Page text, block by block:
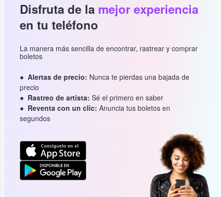
Disfruta de la mejor experiencia
en tu teléfono
La manera más sencilla de encontrar, rastrear y comprar
boletos
Alertas de precio: Nunca te pierdas una bajada de
precio
Rastreo de artista: Sé el primero en saber
Reventa con un clic: Anuncia tus boletos en
segundos